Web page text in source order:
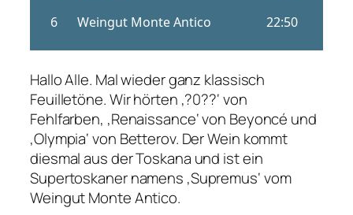
Hallo Alle. Mal wieder ganz klassisch
Feuilletöne. Wir hörten ‚?0??‘ von
Fehlfarben, ‚Renaissance‘ von Beyoncé und
‚Olympia‘ von Betterov. Der Wein kommt
diesmal aus der Toskana und ist ein
Supertoskaner namens ‚Supremus‘ vom
Weingut Monte Antico.